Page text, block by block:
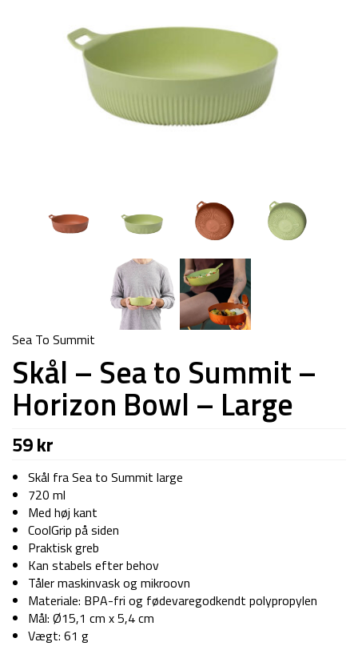
Sea To Summit
Skål – Sea to Summit –
Horizon Bowl – Large
59kr
Skål fra Sea to Summit large
720 ml
Med høj kant
CoolGrip på siden
Praktisk greb
Kan stabels efter behov
Tåler maskinvask og mikroovn
Materiale: BPA-fri og fødevaregodkendt polypropylen
Mål: Ø15,1 cm x 5,4 cm
Vægt: 61 g